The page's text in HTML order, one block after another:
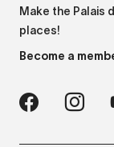
Make the Palais
places!
Become a